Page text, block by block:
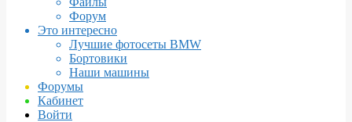
Форум
Это интересно
Лучшие фотосеты BMW
Бортовики
Наши машины
Форумы
Кабинет
Войти